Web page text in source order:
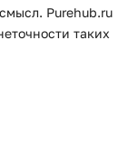
Purehub.ru
таких